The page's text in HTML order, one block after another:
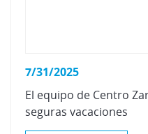
7/31/2025
El equipo de Centro
seguras vacaciones